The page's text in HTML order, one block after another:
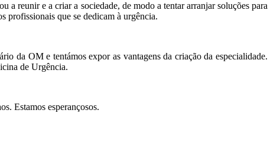
a reunir e a criar a sociedade, de modo a tentar arranjar soluções para
profissionais que se dedicam à urgência.
da OM e tentámos expor as vantagens da criação da especialidade.
de Urgência.
Estamos esperançosos.